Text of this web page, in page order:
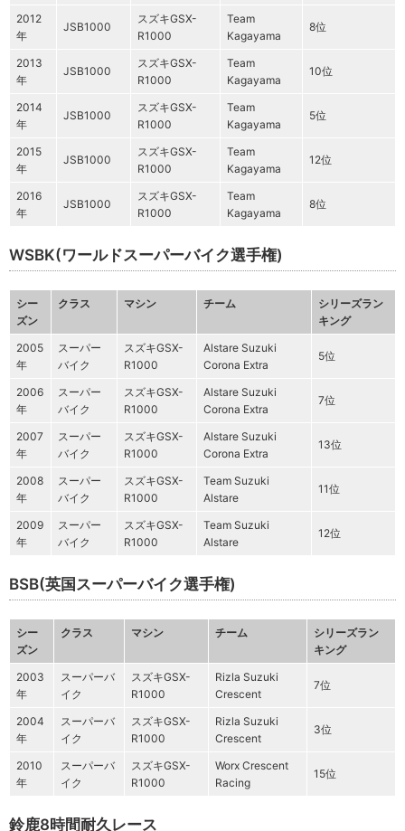
2012
年
JSB1000
スズキGSX-
R1000
Team
Kagayama
8位
2013
年
JSB1000
スズキGSX-
R1000
Team
Kagayama
10位
2014
年
JSB1000
スズキGSX-
R1000
Team
Kagayama
5位
2015
年
JSB1000
スズキGSX-
R1000
Team
Kagayama
12位
2016
年
JSB1000
スズキGSX-
R1000
Team
Kagayama
8位
WSBK(ワールドスーパーバイク選手権)
シー
ズン
クラス マシン チーム
シリーズラン
キング
2005
年
スーパー
バイク
スズキGSX-
R1000
Alstare Suzuki
Corona Extra
5位
2006
年
スーパー
バイク
スズキGSX-
R1000
Alstare Suzuki
Corona Extra
7位
2007
年
スーパー
バイク
スズキGSX-
R1000
Alstare Suzuki
Corona Extra
13位
2008
年
スーパー
バイク
スズキGSX-
R1000
Team Suzuki
Alstare
11位
2009
年
スーパー
バイク
スズキGSX-
R1000
Team Suzuki
Alstare
12位
BSB(英国スーパーバイク選手権)
シー
ズン
クラス マシン チーム
シリーズラン
キング
2003
年
スーパーバ
イク
スズキGSX-
R1000
Rizla Suzuki
Crescent
7位
2004
年
スーパーバ
イク
スズキGSX-
R1000
Rizla Suzuki
Crescent
3位
2010
年
スーパーバ
イク
スズキGSX-
R1000
Worx Crescent
Racing
15位
鈴鹿8時間耐久レース